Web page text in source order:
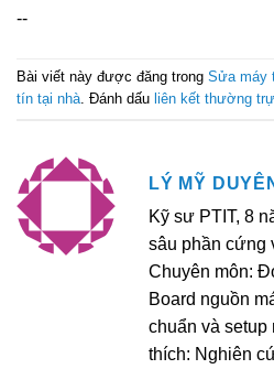
--
Bài viết này được đăng trong Sửa máy
tín tại nhà. Đánh dấu liên kết thường
LÝ MỸ
Kỹ sư PTIT, 8
sâu phần cứng
Chuyên môn:
Board nguồn
chuẩn và setup
thích: Nghiên